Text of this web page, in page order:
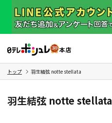
トップ 羽生結弦 notte stellata
羽生結弦 notte stellata